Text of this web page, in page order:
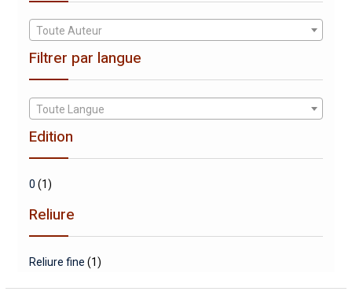
Toute Auteur
Filtrer par langue
Toute Langue
Edition
0 (1)
Reliure
Reliure fine (1)